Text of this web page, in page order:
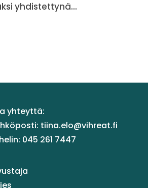
yhdistettynä...
yhteyttä:
tiina.elo@vihreat.fi
045 261 7447